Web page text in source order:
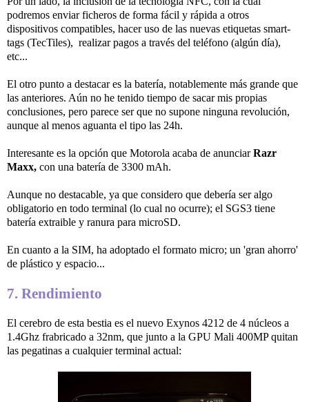
podremos enviar ficheros de forma fácil y rápida a otros
dispositivos compatibles, hacer uso de las nuevas etiquetas smart-
tags (TecTiles), realizar pagos a través del teléfono (algún día),
etc...
El otro punto a destacar es la batería, notablemente más grande que
las anteriores. Aún no he tenido tiempo de sacar mis propias
conclusiones, pero parece ser que no supone ninguna revolución,
aunque al menos aguanta el tipo las 24h.
Interesante es la opción que Motorola acaba de anunciarRazr
Maxx, con una batería de 3300 mAh.
Aunque no destacable, ya que considero que debería ser algo
obligatorio en todo terminal (lo cual no ocurre); el SGS3 tiene
batería extraible y ranura para microSD.
En cuanto a la SIM, ha adoptado el formato micro; un 'gran ahorro'
de plástico y espacio...
7. Rendimiento
El cerebro de esta bestia es el nuevo Exynos 4212 de 4 núcleos a
1.4Ghz frabricado a 32nm, que junto a la GPU Mali 400MP quitan
las pegatinas a cualquier terminal actual: